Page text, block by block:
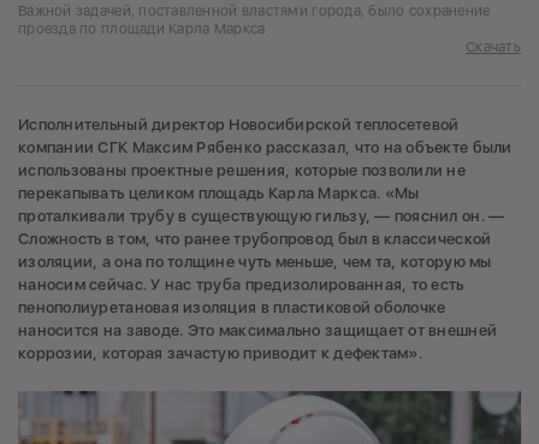
Важной задачей, поставленной властями города, было сохранение
проезда по площади Карла Маркса
Скачать
Исполнительный директор Новосибирской теплосетевой
компании СГК Максим Рябенко рассказал, что на объекте были
использованы проектные решения, которые позволили не
перекапывать целиком площадь Карла Маркса. «Мы
проталкивали трубу в существующую гильзу, — пояснил он. —
Сложность в том, что ранее трубопровод был в классической
изоляции, а она по толщине чуть меньше, чем та, которую мы
наносим сейчас. У нас труба предизолированная, то есть
пенополиуретановая изоляция в пластиковой оболочке
наносится на заводе. Это максимально защищает от внешней
коррозии, которая зачастую приводит к дефектам».